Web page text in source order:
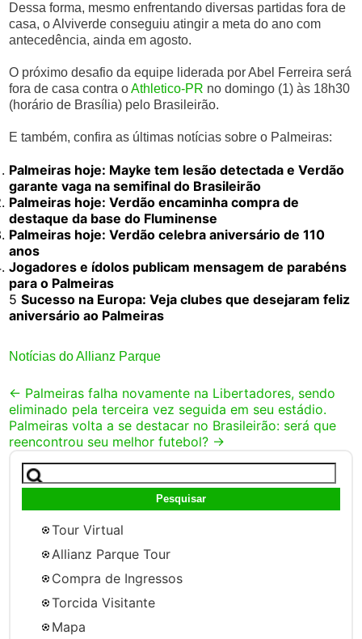
Dessa forma, mesmo enfrentando diversas partidas fora de
casa, o Alviverde conseguiu atingir a meta do ano com
antecedência, ainda em agosto.
O próximo desafio da equipe liderada por Abel Ferreira será
fora de casa contra oAthletico-PR no domingo (1) às 18h30
(horário de Brasília) pelo Brasileirão.
E também, confira as últimas notícias sobre o Palmeiras:
Palmeiras hoje: Mayke tem lesão detectada e Verdão
garante vaga na semifinal do Brasileirão
Palmeiras hoje: Verdão encaminha compra de
destaque da base do Fluminense
Palmeiras hoje: Verdão celebra aniversário de 110
anos
Jogadores e ídolos publicam mensagem de parabéns
para o Palmeiras
5Sucesso na Europa: Veja clubes que desejaram feliz
aniversário ao Palmeiras
Notícias do Allianz Parque
Post
navigation
← Palmeiras falha novamente na Libertadores, sendo
eliminado pela terceira vez seguida em seu estádio.
Palmeiras volta a se destacar no Brasileirão: será que
reencontrou seu melhor futebol? →
Pesquisar
por:
Tour Virtual
Allianz Parque Tour
Compra de Ingressos
Torcida Visitante
Mapa